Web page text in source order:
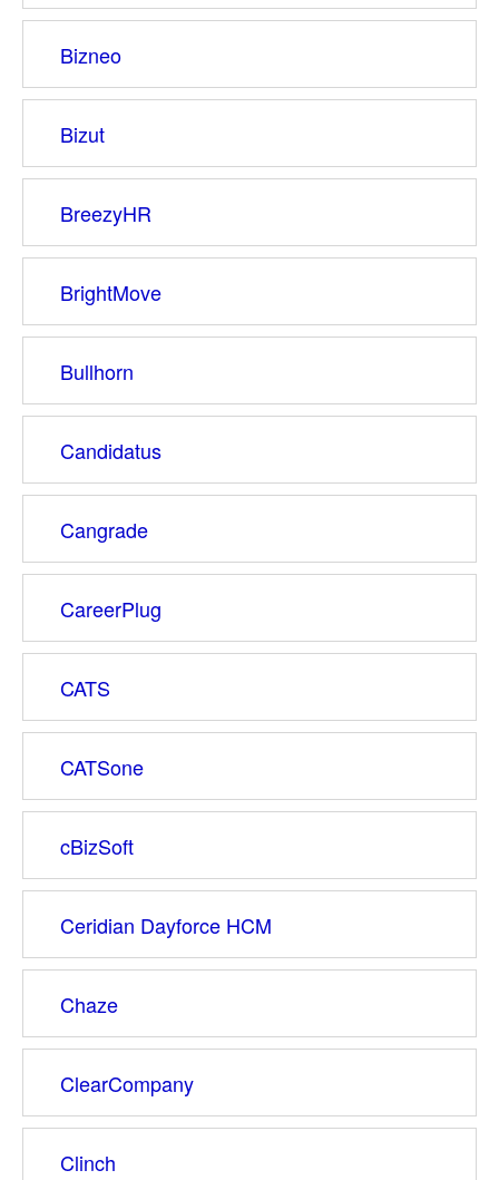
Bizneo
Bizut
BreezyHR
BrightMove
Bullhorn
Candidatus
Cangrade
CareerPlug
CATS
CATSone
cBizSoft
Ceridian Dayforce HCM
Chaze
ClearCompany
Clinch